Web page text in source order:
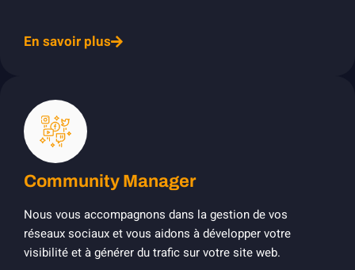
En savoir plus
Community Manager
Nous vous accompagnons dans la gestion de vos
réseaux sociaux et vous aidons à développer votre
visibilité et à générer du trafic sur votre site web.